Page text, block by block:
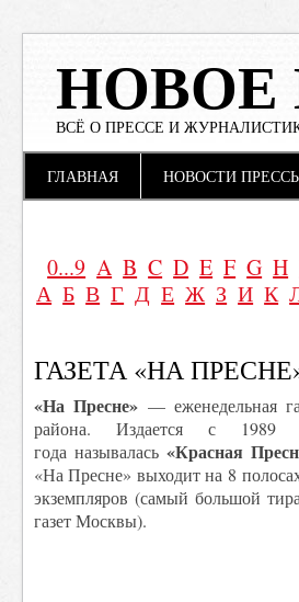
НОВОЕ
ВСЁ О ПРЕССЕ И
Main menu
ГЛАВНАЯ НОВОСТИ
0...9 A B C D E F G H
А Б В Г Д Е Ж З И К
ГАЗЕТА «НА
«На Пресне»— еженедельная
района. Издается с
года называлась«Красная
«На Пресне» выходит на 8
экземпляров (самый большой
газет Москвы).